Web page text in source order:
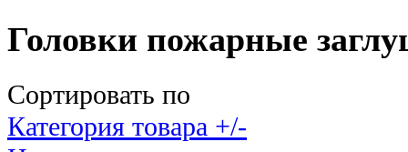
Головки пожарные
Сортировать по
Категория товара +/-